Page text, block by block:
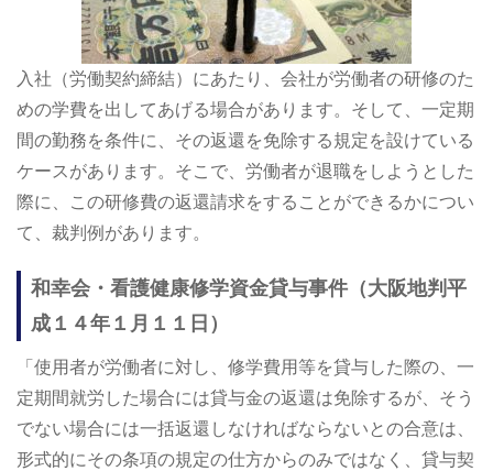
入社（労働契約締結）にあたり、会社が労働者の研修のた
めの学費を出してあげる場合があります。そして、一定期
間の勤務を条件に、その返還を免除する規定を設けている
ケースがあります。そこで、労働者が退職をしようとした
際に、この研修費の返還請求をすることができるかについ
て、裁判例があります。
和幸会・看護健康修学資金貸与事件（大阪地判平
成１４年１月１１日）
「使用者が労働者に対し、修学費用等を貸与した際の、一
定期間就労した場合には貸与金の返還は免除するが、そう
でない場合には一括返還しなければならないとの合意は、
形式的にその条項の規定の仕方からのみではなく、貸与契